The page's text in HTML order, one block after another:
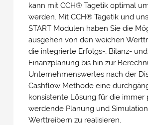
kann mit CCH® Tagetik optimal
werden. Mit CCH® Tagetik und
START Modulen haben Sie die
ausgehen von den weichen
die integrierte Erfolgs-, Bilanz- und
Finanzplanung bis hin zur
Unternehmenswertes nach der
Cashflow Methode eine
konsistente Lösung für die immer
werdende Planung und
Werttreibern zu realisieren.